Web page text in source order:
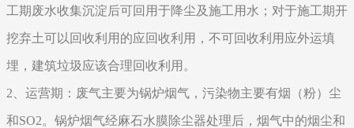
工期废水收集沉淀后可回用于降尘及施工用水；对于施工期开
挖弃土可以回收利用的应回收利用，不可回收利用应外运填
埋，建筑垃圾应该合理回收利用。
2、运营期：废气主要为锅炉烟气，污染物主要有烟（粉）尘
和SO2。锅炉烟气经麻石水膜除尘器处理后，烟气中的烟尘和